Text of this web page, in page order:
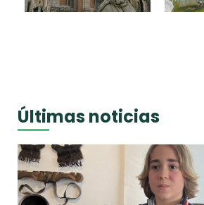
Últimas noticias